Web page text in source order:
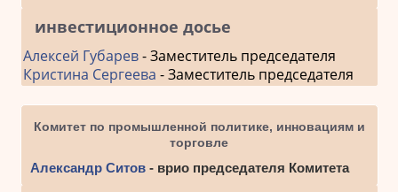
инвестиционное досье
Алексей Губарев- Заместитель председателя
Кристина Сергеева - Заместитель председателя
Комитет по промышленной политике, инновациям и
торговле
Александр Ситов- врио председателя Комитета